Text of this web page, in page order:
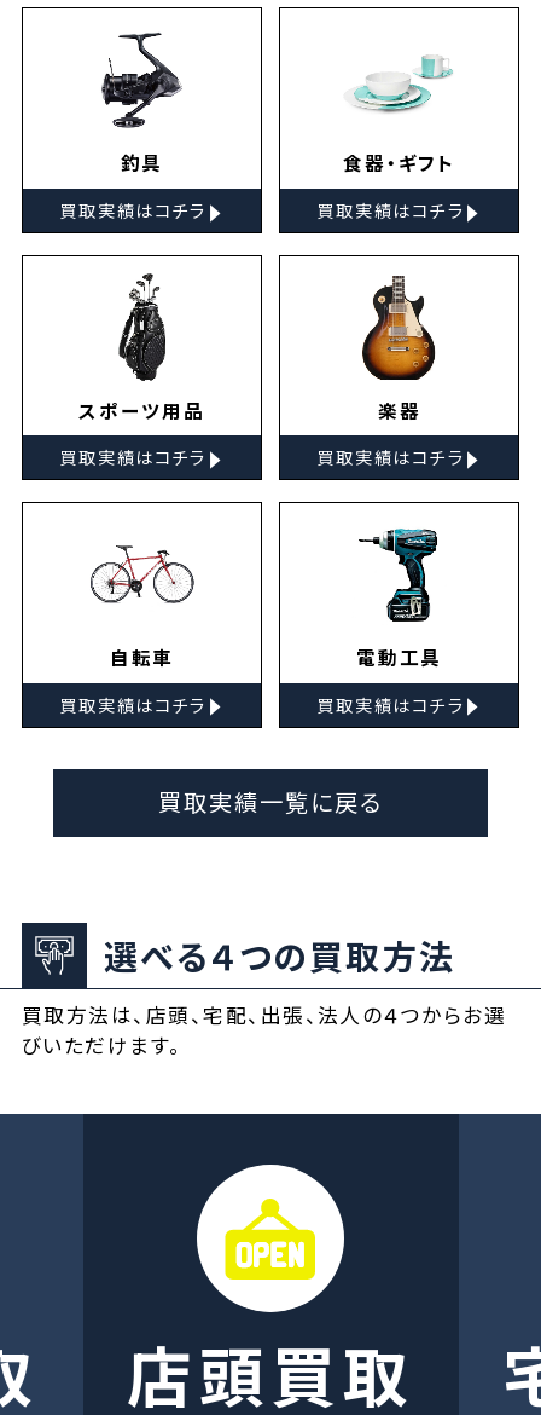
釣具
買取実績はコチラ ▸
食器・ギフト
買取実績はコチラ ▸
スポーツ用品
買取実績はコチラ ▸
楽器
買取実績はコチラ ▸
自転車
買取実績はコチラ ▸
電動工具
買取実績はコチラ ▸
買取実績一覧に戻る
選べる４つの買取方法
買取方法は、店頭、宅配、出張、法人の４つからお選
びいただけます。
店頭買取